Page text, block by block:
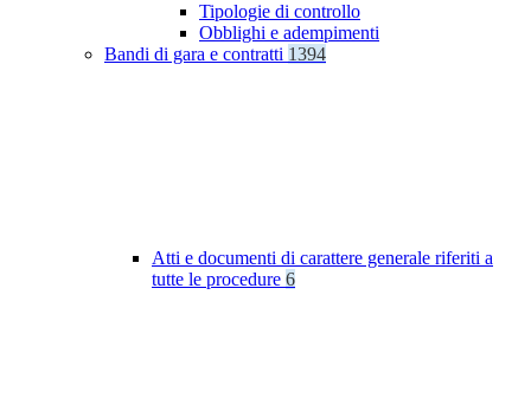
Tipologie di controllo
Obblighi e adempimenti
Bandi di gara e contratti 1394
Atti e documenti di carattere generale riferiti a
tutte le procedure 6